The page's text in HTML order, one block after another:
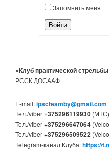
Запомнить меня
Войти
«Клуб практической
РССК ДОСААФ
E-mail:ipscteamby@gmail.com
Тел./viber+375296119930
Тел./viber+375296647064
Тел./viber+375296509522
Telegram-канал Клуба:https://